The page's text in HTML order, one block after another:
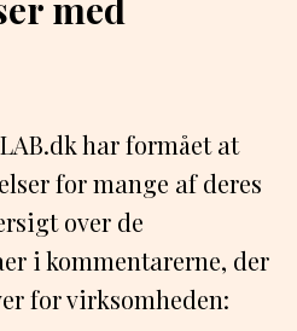
har formået at
for mange af deres
over de
i kommentarerne, der
for virksomheden: